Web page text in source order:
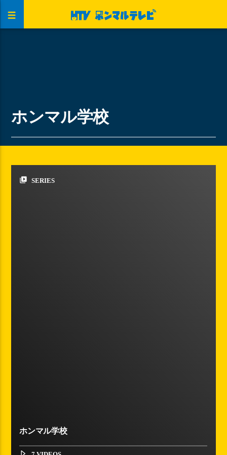
ホンマル学校
video_library SERIES
ホンマル学校